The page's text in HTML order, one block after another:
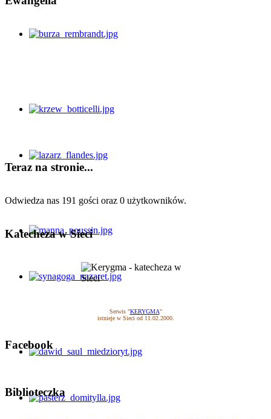
Teraz na stronie...
Odwiedza nas 191 gości oraz 0 użytkowników.
Katecheza w Sieci
Serwis "KERYGMA"
istnieje w Sieci od 11.02.2000.
Facebook
Biblioteczka